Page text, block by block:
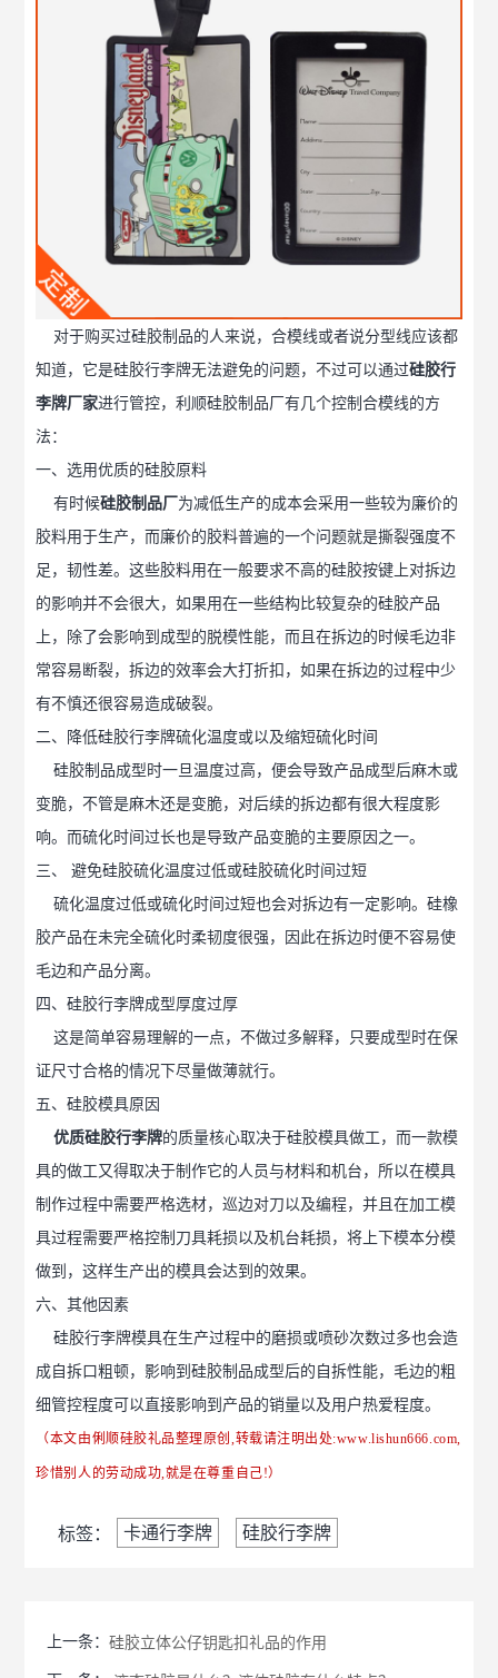
对于购买过硅胶制品的人来说，合模线或者说分型线应该都
知道，它是硅胶行李牌无法避免的问题，不过可以通过硅胶行
李牌厂家进行管控，利顺硅胶制品厂有几个控制合模线的方
法：
一、选用优质的硅胶原料
有时候硅胶制品厂为减低生产的成本会采用一些较为廉价的
胶料用于生产，而廉价的胶料普遍的一个问题就是撕裂强度不
足，韧性差。这些胶料用在一般要求不高的硅胶按键上对拆边
的影响并不会很大，如果用在一些结构比较复杂的硅胶产品
上，除了会影响到成型的脱模性能，而且在拆边的时候毛边非
常容易断裂，拆边的效率会大打折扣，如果在拆边的过程中少
有不慎还很容易造成破裂。
二、降低硅胶行李牌硫化温度或以及缩短硫化时间
硅胶制品成型时一旦温度过高，便会导致产品成型后麻木或
变脆，不管是麻木还是变脆，对后续的拆边都有很大程度影
响。而硫化时间过长也是导致产品变脆的主要原因之一。
三、 避免硅胶硫化温度过低或硅胶硫化时间过短
硫化温度过低或硫化时间过短也会对拆边有一定影响。硅橡
胶产品在未完全硫化时柔韧度很强，因此在拆边时便不容易使
毛边和产品分离。
四、硅胶行李牌成型厚度过厚
这是简单容易理解的一点，不做过多解释，只要成型时在保
证尺寸合格的情况下尽量做薄就行。
五、硅胶模具原因
优质硅胶行李牌的质量核心取决于硅胶模具做工，而一款模
具的做工又得取决于制作它的人员与材料和机台，所以在模具
制作过程中需要严格选材，巡边对刀以及编程，并且在加工模
具过程需要严格控制刀具耗损以及机台耗损，将上下模本分模
做到，这样生产出的模具会达到的效果。
六、其他因素
硅胶行李牌模具在生产过程中的磨损或喷砂次数过多也会造
成自拆口粗顿，影响到硅胶制品成型后的自拆性能，毛边的粗
细管控程度可以直接影响到产品的销量以及用户热爱程度。
（本文由俐顺硅胶礼品整理原创,转载请注明出处:www.lishun666.com,
珍惜别人的劳动成功,就是在尊重自己!）
标签： 卡通行李牌 硅胶行李牌
上一条：硅胶立体公仔钥匙扣礼品的作用